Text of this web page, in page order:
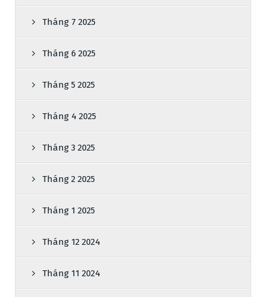
Tháng 7 2025
Tháng 6 2025
Tháng 5 2025
Tháng 4 2025
Tháng 3 2025
Tháng 2 2025
Tháng 1 2025
Tháng 12 2024
Tháng 11 2024